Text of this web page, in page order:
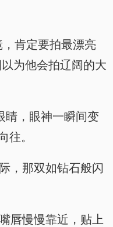
肯定要拍最漂亮
为他会拍辽阔的大
睛，眼神一瞬间变
往。
，那双如钻石般闪
唇慢慢靠近，贴上